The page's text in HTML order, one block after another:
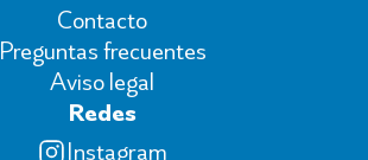
Contacto
Preguntas frecuentes
Aviso legal
Redes
Instagram